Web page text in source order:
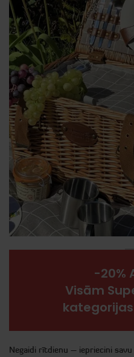
-20%
Visām
Negaidi rītdienu – iepriecini